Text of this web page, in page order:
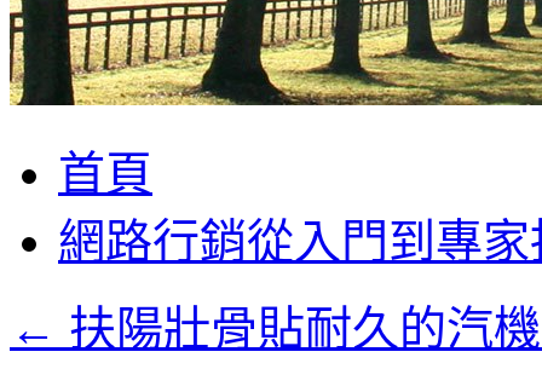
至
要
首頁
網路行銷從入門到專家
← 扶陽壯骨貼耐久的汽